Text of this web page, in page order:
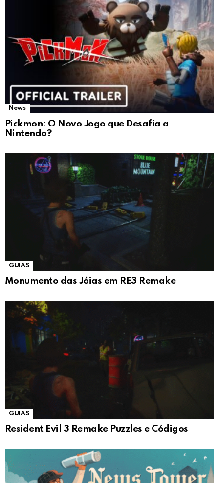
News
Pickmon: O Novo Jogo que Desafia a
Nintendo?
GUIAS
Monumento das Jóias em RE3 Remake
GUIAS
Resident Evil 3 Remake Puzzles e Códigos